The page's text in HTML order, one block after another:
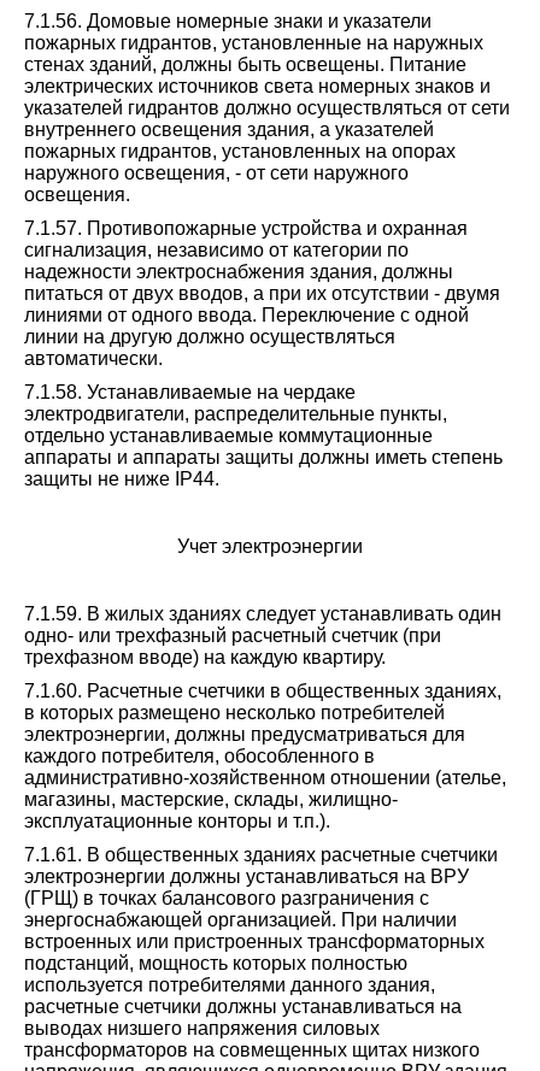
7.1.56. Домовые номерные знаки и указатели
пожарных гидрантов, установленные на наружных
стенах зданий, должны быть освещены. Питание
электрических источников света номерных знаков и
указателей гидрантов должно осуществляться от сети
внутреннего освещения здания, а указателей
пожарных гидрантов, установленных на опорах
наружного освещения, - от сети наружного
освещения.
7.1.57. Противопожарные устройства и охранная
сигнализация, независимо от категории по
надежности электроснабжения здания, должны
питаться от двух вводов, а при их отсутствии - двумя
линиями от одного ввода. Переключение с одной
линии на другую должно осуществляться
автоматически.
7.1.58. Устанавливаемые на чердаке
электродвигатели, распределительные пункты,
отдельно устанавливаемые коммутационные
аппараты и аппараты защиты должны иметь степень
защиты не ниже IP44.
Учет электроэнергии
7.1.59. В жилых зданиях следует устанавливать один
одно- или трехфазный расчетный счетчик (при
трехфазном вводе) на каждую квартиру.
7.1.60. Расчетные счетчики в общественных зданиях,
в которых размещено несколько потребителей
электроэнергии, должны предусматриваться для
каждого потребителя, обособленного в
административно-хозяйственном отношении (ателье,
магазины, мастерские, склады, жилищно-
эксплуатационные конторы и т.п.).
7.1.61. В общественных зданиях расчетные счетчики
электроэнергии должны устанавливаться на ВРУ
(ГРЩ) в точках балансового разграничения с
энергоснабжающей организацией. При наличии
встроенных или пристроенных трансформаторных
подстанций, мощность которых полностью
используется потребителями данного здания,
расчетные счетчики должны устанавливаться на
выводах низшего напряжения силовых
трансформаторов на совмещенных щитах низкого